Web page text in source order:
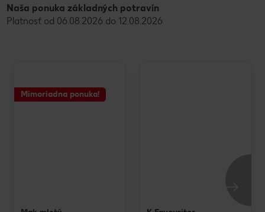
Naša ponuka základných potravín
Platnosť od 06.08.2026 do 12.08.2026
Mimoriadna ponuka!